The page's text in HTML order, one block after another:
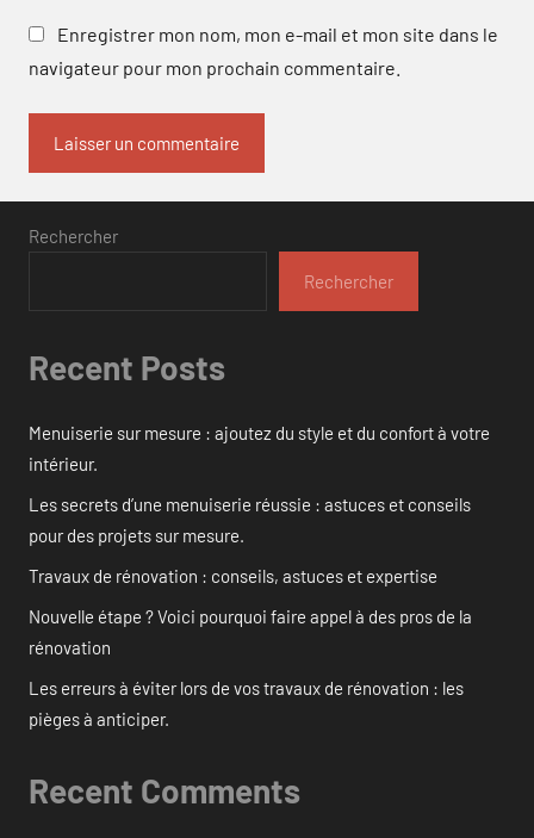
Enregistrer mon nom, mon e-mail et mon site dans le
navigateur pour mon prochain commentaire.
Rechercher
Rechercher
Recent Posts
Menuiserie sur mesure : ajoutez du style et du confort à votre
intérieur.
Les secrets d’une menuiserie réussie : astuces et conseils
pour des projets sur mesure.
Travaux de rénovation : conseils, astuces et expertise
Nouvelle étape ? Voici pourquoi faire appel à des pros de la
rénovation
Les erreurs à éviter lors de vos travaux de rénovation : les
pièges à anticiper.
Recent Comments